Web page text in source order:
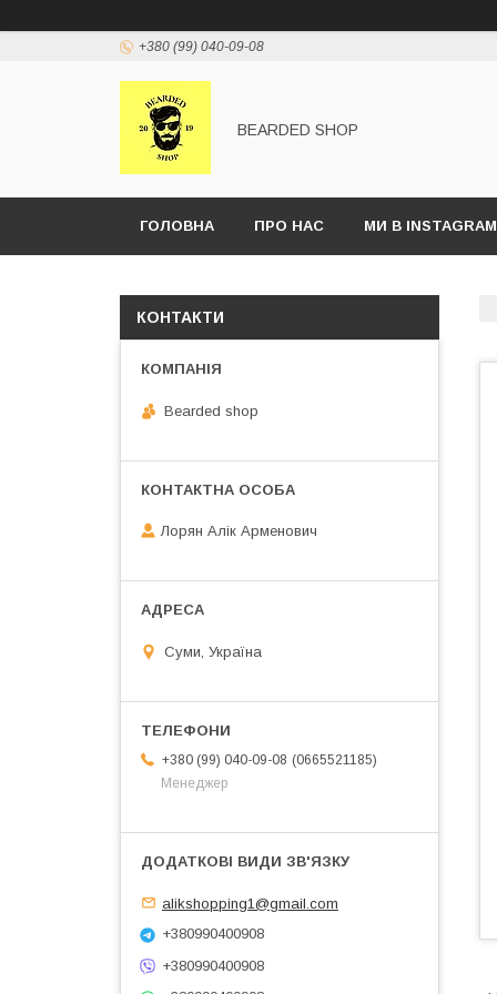
+380 (99) 040-09-08
BEARDED SHOP
ГОЛОВНА ПРО НАС МИ В INSTAGRAM
КОНТАКТИ
Bearded shop
Лорян Алік Арменович
Суми, Україна
+380 (99) 040-09-08
0665521185
Менеджер
alikshopping1@gmail.com
+380990400908
+380990400908